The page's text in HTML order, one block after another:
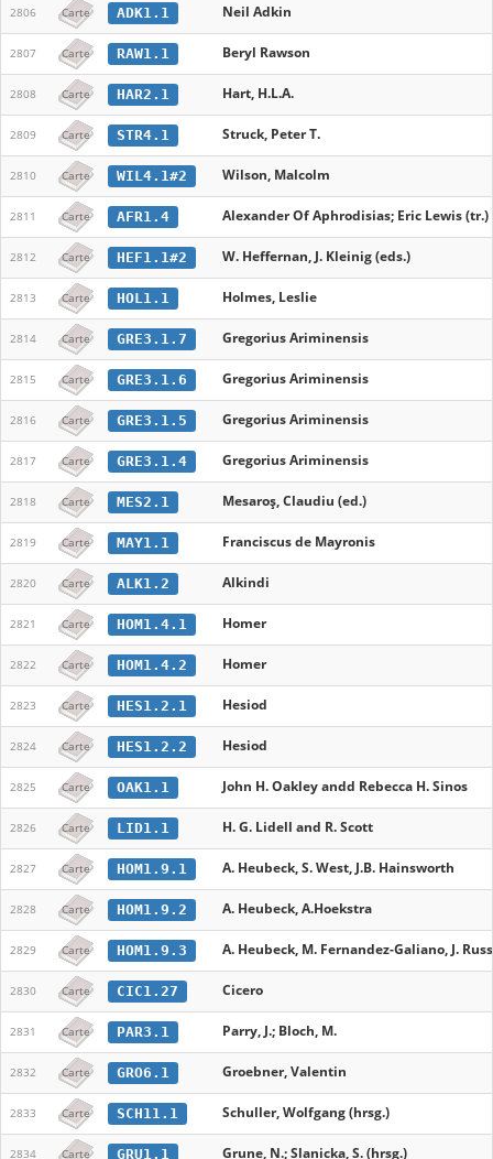
2806 Carte ADK1.1 Neil Adkin
2807 Carte RAW1.1 Beryl Rawson
2808 Carte HAR2.1 Hart, H.L.A.
2809 Carte STR4.1 Struck, Peter T.
2810 Carte WIL4.1#2 Wilson, Malcolm
2811 Carte AFR1.4 Alexander Of Aphrodisias; Eric Lewis (tr.)
2812 Carte HEF1.1#2 W. Heffernan, J. Kleinig (eds.)
2813 Carte HOL1.1 Holmes, Leslie
2814 Carte GRE3.1.7 Gregorius Ariminensis
2815 Carte GRE3.1.6 Gregorius Ariminensis
2816 Carte GRE3.1.5 Gregorius Ariminensis
2817 Carte GRE3.1.4 Gregorius Ariminensis
2818 Carte MES2.1 Mesaroş, Claudiu (ed.)
2819 Carte MAY1.1 Franciscus de Mayronis
2820 Carte ALK1.2 Alkindi
2821 Carte HOM1.4.1 Homer
2822 Carte HOM1.4.2 Homer
2823 Carte HES1.2.1 Hesiod
2824 Carte HES1.2.2 Hesiod
2825 Carte OAK1.1 John H. Oakley andd Rebecca H. Sinos
2826 Carte LID1.1 H. G. Lidell and R. Scott
2827 Carte HOM1.9.1 A. Heubeck, S. West, J.B. Hainsworth
2828 Carte HOM1.9.2 A. Heubeck, A.Hoekstra
2829 Carte HOM1.9.3 A. Heubeck, M. Fernandez-Galiano, J.
2830 Carte CIC1.27 Cicero
2831 Carte PAR3.1 Parry, J.; Bloch, M.
2832 Carte GRO6.1 Groebner, Valentin
2833 Carte SCH11.1 Schuller, Wolfgang (hrsg.)
2834 Carte GRU1.1 Grune, N.; Slanicka, S. (hrsg.)